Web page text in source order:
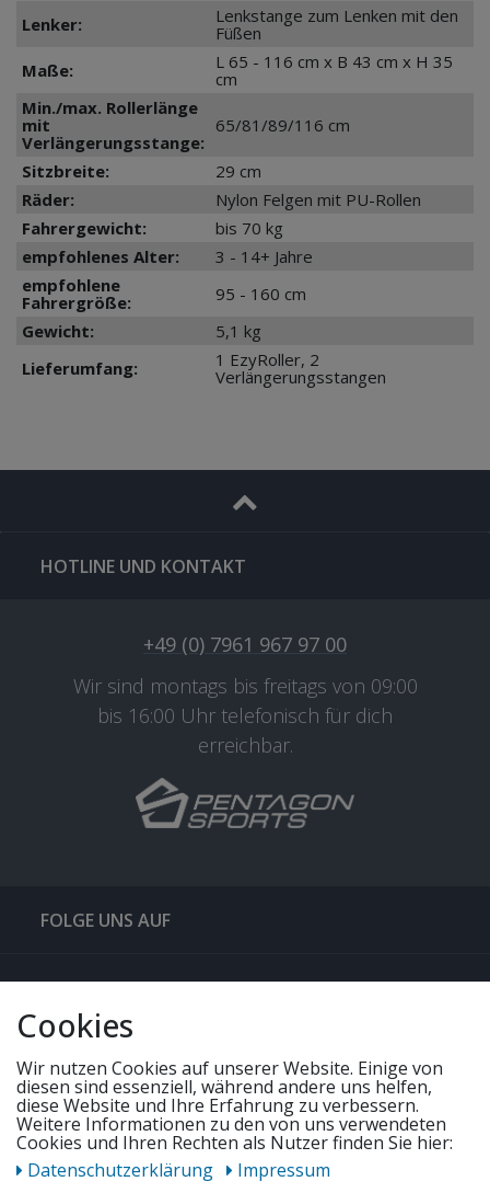
Lenker:
Lenkstange zum Lenken mit den
Füßen
Maße:
L 65 - 116 cm x B 43 cm x H 35
cm
Min./max. Rollerlänge
mit
Verlängerungsstange:
65/81/89/116 cm
Sitzbreite:
29 cm
Räder:
Nylon Felgen mit PU-Rollen
Fahrergewicht:
bis 70 kg
empfohlenes Alter:
3 - 14+ Jahre
empfohlene
Fahrergröße:
95 - 160 cm
Gewicht:
5,1 kg
Lieferumfang:
1 EzyRoller, 2
Verlängerungsstangen
HOTLINE UND KONTAKT
+49 (0) 7961 967 97 00
Wir sind montags bis freitags von 09:00
bis 16:00 Uhr telefonisch für dich
erreichbar.
FOLGE UNS AUF
QUICKLINKS & TIPPS
UNSERE ANGEBOTE
Cookies
Wir nutzen Cookies auf unserer Website. Einige von
diesen sind essenziell, während andere uns helfen,
diese Website und Ihre Erfahrung zu verbessern.
Weitere Informationen zu den von uns verwendeten
Cookies und Ihren Rechten als Nutzer finden Sie hier:
Daten­schutz­erklärung
Impressum